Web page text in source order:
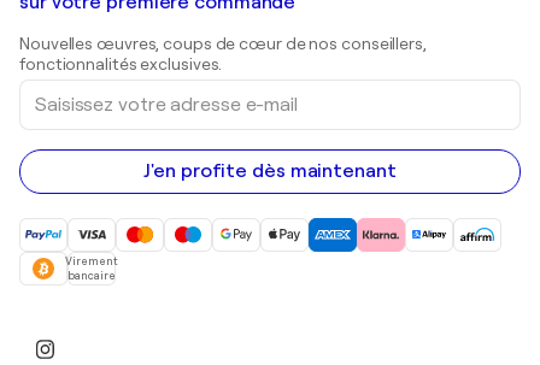
Estampes
Peintures acryliques
Nouvelles œuvres, coups de cœur de nos conseillers,
fonctionnalités exclusives.
Saisissez
votre
adresse
e-
mail
J'en profite dès maintenant
Virement
bancaire